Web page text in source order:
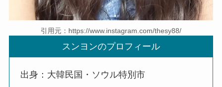
引用元：https://www.instagram.com/thesy88/
スンヨンのプロフィール
出身：大韓民国・ソウル特別市